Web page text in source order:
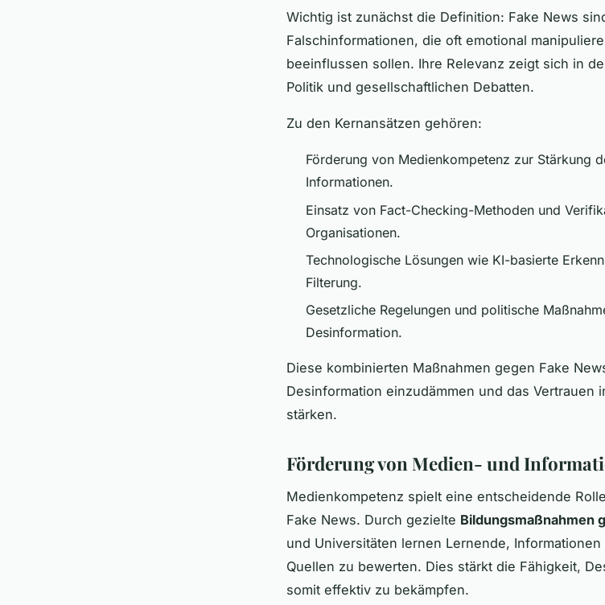
Wichtig ist zunächst die Definition: Fake News
Falschinformationen, die oft emotional
beeinflussen sollen. Ihre Relevanz zeigt sich in
Politik und gesellschaftlichen Debatten.
Zu den Kernansätzen gehören:
Förderung von Medienkompetenz zur Stärkung
Informationen.
Einsatz von Fact-Checking-Methoden und
Organisationen.
Technologische Lösungen wie KI-basierte
Filterung.
Gesetzliche Regelungen und politische
Desinformation.
Diese kombinierten Maßnahmen gegen Fake
Desinformation einzudämmen und das Vertrauen
stärken.
Förderung von Medien- und
Medienkompetenz spielt eine entscheidende
Fake News. Durch gezielte Bildungsmaßnahmen
und Universitäten lernen Lernende,
Quellen zu bewerten. Dies stärkt die Fähigkeit,
somit effektiv zu bekämpfen.